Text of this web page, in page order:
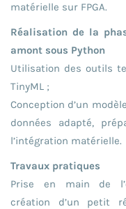
matérielle sur FPGA.
Réalisation de la
amont sous Python
Utilisation des outils
TinyML ;
Conception d’un
données adapté,
l’intégration matérielle.
Travaux pratiques
Prise en main de
création d’un petit